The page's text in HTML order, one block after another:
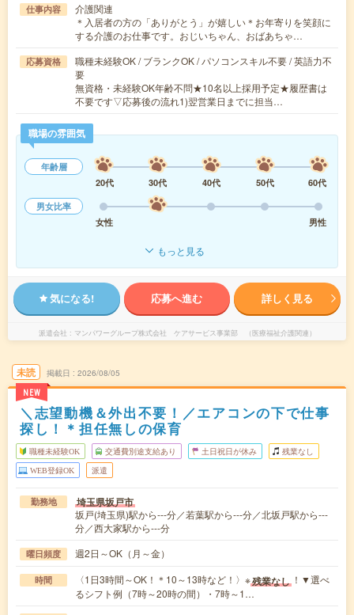
仕事内容
介護関連
＊入居者の方の「ありがとう」が嬉しい＊お年寄りを笑顔に
する介護のお仕事です。おじいちゃん、おばあちゃ…
応募資格
職種未経験OK / ブランクOK / パソコンスキル不要 / 英語力不
要
無資格・未経験OK年齢不問★10名以上採用予定★履歴書は
不要です▽応募後の流れ1)翌営業日までに担当…
職場の雰囲気
年齢層
20代
30代 40代 50代
60代
男女比率
女性
男性
もっと見る
気になる! 応募へ進む 詳しく見る
派遣会社 マンパワーグループ株式会社 ケアサービス事業部 （医療福祉介護関連）
未読
NEW
掲載日 2026/08/05
＼志望動機＆外出不要！／エアコンの下で仕事
探し！＊担任無しの保育
職種未経験OK 交通費別途支給あり 土日祝日が休み 残業なし
WEB登録OK 派遣
勤務地 埼玉県坂戸市
坂戸(埼玉県)駅から---分／若葉駅から---分／北坂戸駅から---
分／西大家駅から---分
曜日頻度 週2日～OK（月～金）
時間 〈1日3時間～OK！＊10～13時など！〉※残業なし ！▼選べ
るシフト例（7時～20時の間）・7時～1…